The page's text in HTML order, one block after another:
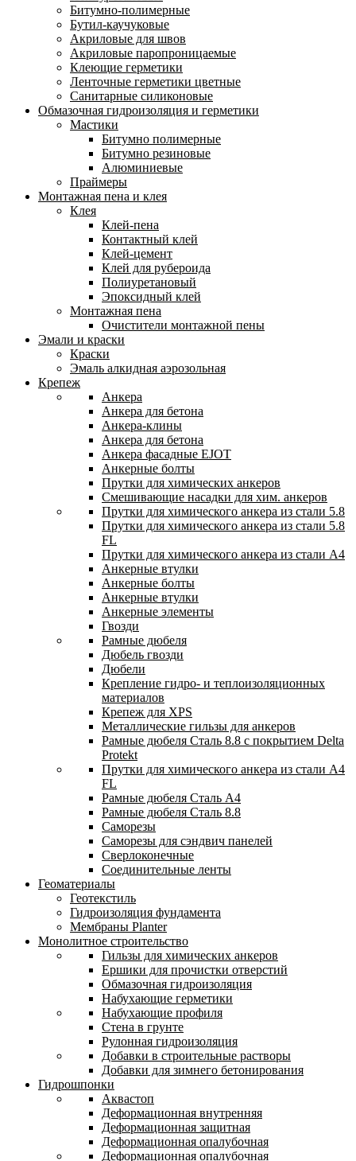
Битумно-полимерные
Бутил-каучуковые
Акриловые для швов
Акриловые паропроницаемые
Клеющие герметики
Ленточные герметики цветные
Санитарные силиконовые
Обмазочная гидроизоляция и герметики
Мастики
Битумно полимерные
Битумно резиновые
Алюминиевые
Праймеры
Монтажная пена и клея
Клея
Клей-пена
Контактный клей
Клей-цемент
Клей для рубероида
Полиуретановый
Эпоксидный клей
Монтажная пена
Очистители монтажной пены
Эмали и краски
Краски
Эмаль алкидная аэрозольная
Крепеж
Анкера
Анкера для бетона
Анкера-клины
Анкера для бетона
Анкера фасадные EJOT
Анкерные болты
Прутки для химических анкеров
Смешивающие насадки для хим. анкеров
Прутки для химического анкера из стали 5.8
Прутки для химического анкера из стали 5.8
FL
Прутки для химического анкера из стали А4
Анкерные втулки
Анкерные болты
Анкерные втулки
Анкерные элементы
Гвозди
Рамные дюбеля
Дюбель гвозди
Дюбели
Крепление гидро- и теплоизоляционных
материалов
Крепеж для XPS
Металлические гильзы для анкеров
Рамные дюбеля Сталь 8.8 с покрытием Delta
Protekt
Прутки для химического анкера из стали А4
FL
Рамные дюбеля Сталь A4
Рамные дюбеля Сталь 8.8
Саморезы
Саморезы для сэндвич панелей
Сверлоконечные
Соединительные ленты
Геоматериалы
Геотекстиль
Гидроизоляция фундамента
Мембраны Planter
Монолитное строительство
Гильзы для химических анкеров
Ершики для прочистки отверстий
Обмазочная гидроизоляция
Набухающие герметики
Набухающие профиля
Стена в грунте
Рулонная гидроизоляция
Добавки в строительные растворы
Добавки для зимнего бетонирования
Гидрошпонки
Аквастоп
Деформационная внутренняя
Деформационная защитная
Деформационная опалубочная
Деформационная опалубочная